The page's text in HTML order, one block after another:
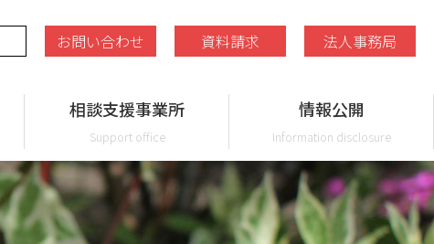
お問い合わせ 資料請求 法人事務局
相談支援事業所
Support office
情報公開
Information disclosure